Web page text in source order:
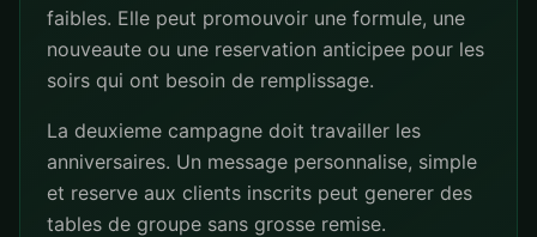
faibles. Elle peut promouvoir une formule, une
nouveaute ou une reservation anticipee pour les
soirs qui ont besoin de remplissage.
La deuxieme campagne doit travailler les
anniversaires. Un message personnalise, simple
et reserve aux clients inscrits peut generer des
tables de groupe sans grosse remise.